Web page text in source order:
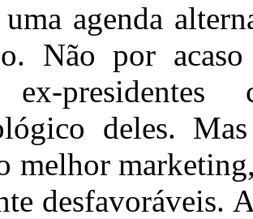
agenda
Não por
ex-
deles.
melhor
desfavoráveis.